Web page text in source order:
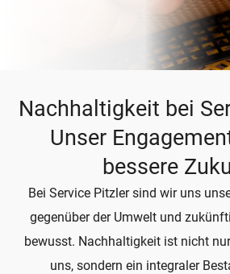
Nachhaltigkeit bei
Unser
bessere
Bei Service Pitzler sind wir uns
gegenüber der Umwelt und
bewusst. Nachhaltigkeit ist nicht
uns, sondern ein integraler